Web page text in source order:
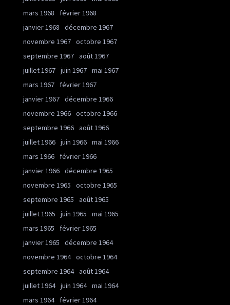
mars 1968
février 1968
janvier 1968
décembre 1967
novembre 1967 octobre 1967
septembre 1967 août 1967
juillet 1967 juin 1967 mai 1967
mars 1967
février 1967
janvier 1967 décembre 1966
novembre 1966 octobre 1966
septembre 1966 août 1966
juillet 1966 juin 1966 mai 1966
mars 1966
février 1966
janvier 1966 décembre 1965
novembre 1965
octobre 1965
septembre 1965
août 1965
juillet 1965
juin 1965
mai 1965
mars 1965
février 1965
janvier 1965
décembre 1964
novembre 1964 octobre 1964
septembre 1964 août 1964
juillet 1964 juin 1964 mai 1964
mars 1964
février 1964